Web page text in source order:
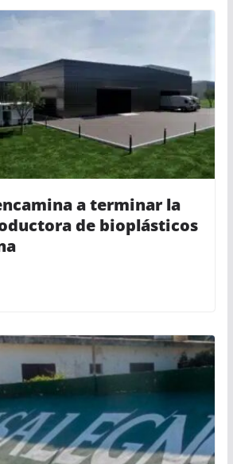
a terminar la
de bioplásticos